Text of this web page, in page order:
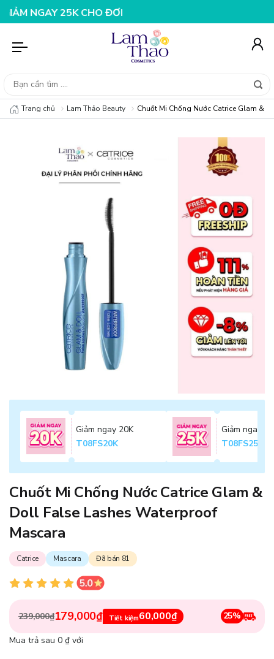
25K CHO ĐƠN HÀNG 99K
Trang chủ Lam Thảo Beauty Chuốt Mi Chống Nước Catrice Glam &
Giảm ngay 20K
T08FS20K
Giảm ngay
T08FS25K
Chuốt Mi Chống Nước Catrice Glam &
Doll False Lashes Waterproof
Mascara
Catrice Mascara Đã bán 81
239,000₫179,000₫ Tiết kiệm60,000₫ 25%
Mua trả sau 0 ₫ với